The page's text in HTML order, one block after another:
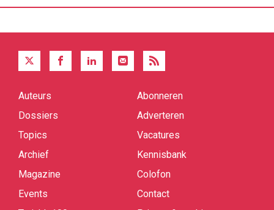
Quick
Auteurs
Dossiers
Topics
Archief
Magazine
Events
Abonneren
Adverteren
Vacatures
Kennisbank
Colofon
Contact